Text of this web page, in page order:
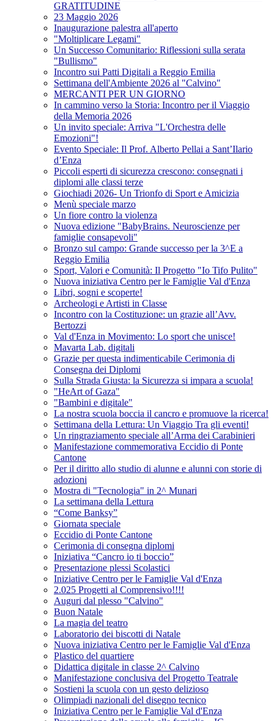
GRATITUDINE
23 Maggio 2026
Inaugurazione palestra all'aperto
"Moltiplicare Legami"
Un Successo Comunitario: Riflessioni sulla serata
"Bullismo"
Incontro sui Patti Digitali a Reggio Emilia
Settimana dell'Ambiente 2026 al "Calvino"
MERCANTI PER UN GIORNO
In cammino verso la Storia: Incontro per il Viaggio
della Memoria 2026
Un invito speciale: Arriva "L'Orchestra delle
Emozioni"!
Evento Speciale: Il Prof. Alberto Pellai a Sant’Ilario
d’Enza
Piccoli esperti di sicurezza crescono: consegnati i
diplomi alle classi terze
Giochiadi 2026- Un Trionfo di Sport e Amicizia
Menù speciale marzo
Un fiore contro la violenza
Nuova edizione "BabyBrains. Neuroscienze per
famiglie consapevoli"
Bronzo sul campo: Grande successo per la 3^E a
Reggio Emilia
Sport, Valori e Comunità: Il Progetto "Io Tifo Pulito"
Nuova iniziativa Centro per le Famiglie Val d'Enza
Libri, sogni e scoperte!
Archeologi e Artisti in Classe
Incontro con la Costituzione: un grazie all’Avv.
Bertozzi
Val d'Enza in Movimento: Lo sport che unisce!
Mavarta Lab. digitali
Grazie per questa indimenticabile Cerimonia di
Consegna dei Diplomi
Sulla Strada Giusta: la Sicurezza si impara a scuola!
"HeArt of Gaza"
"Bambini e digitale"
La nostra scuola boccia il cancro e promuove la ricerca!
Settimana della Lettura: Un Viaggio Tra gli eventi!
Un ringraziamento speciale all’Arma dei Carabinieri
Manifestazione commemorativa Eccidio di Ponte
Cantone
Per il diritto allo studio di alunne e alunni con storie di
adozioni
Mostra di "Tecnologia" in 2^ Munari
La settimana della Lettura
“Come Banksy”
Giornata speciale
Eccidio di Ponte Cantone
Cerimonia di consegna diplomi
Iniziativa “Cancro io ti boccio”
Presentazione plessi Scolastici
Iniziative Centro per le Famiglie Val d'Enza
2.025 Progetti al Comprensivo!!!!
Auguri dal plesso "Calvino"
Buon Natale
La magia del teatro
Laboratorio dei biscotti di Natale
Nuova iniziativa Centro per le Famiglie Val d'Enza
Plastico del quartiere
Didattica digitale in classe 2^ Calvino
Manifestazione conclusiva del Progetto Teatrale
Sostieni la scuola con un gesto delizioso
Olimpiadi nazionali del disegno tecnico
Iniziativa Centro per le Famiglie Val d'Enza